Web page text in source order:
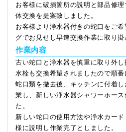
お客様に破損箇所の説明と部品修
体交換を提案致しました。
お客様より浄水器付きの蛇口をご
グでお見せし早速交換作業に取り掛
作業内容
古い蛇口と浄水器を慎重に取り外
水栓も交換希望されましたので順番
蛇口類を撤去後、キッチンに付着
業し、新しい浄水器シャワーホー
た。
新しい蛇口の使用方法や浄水カー
様に説明し作業完了としました。